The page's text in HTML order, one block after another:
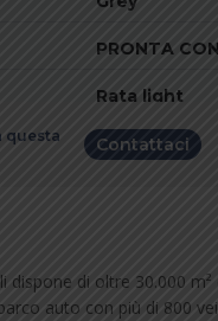
PRONTA
Rata light
questa
Contattaci
dispone di oltre 30.000 m²
auto con più di 800